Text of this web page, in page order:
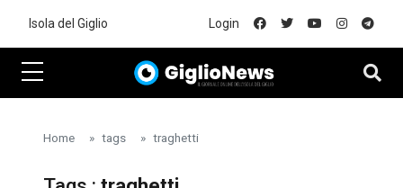
Isola del Giglio Login
Home tags traghetti